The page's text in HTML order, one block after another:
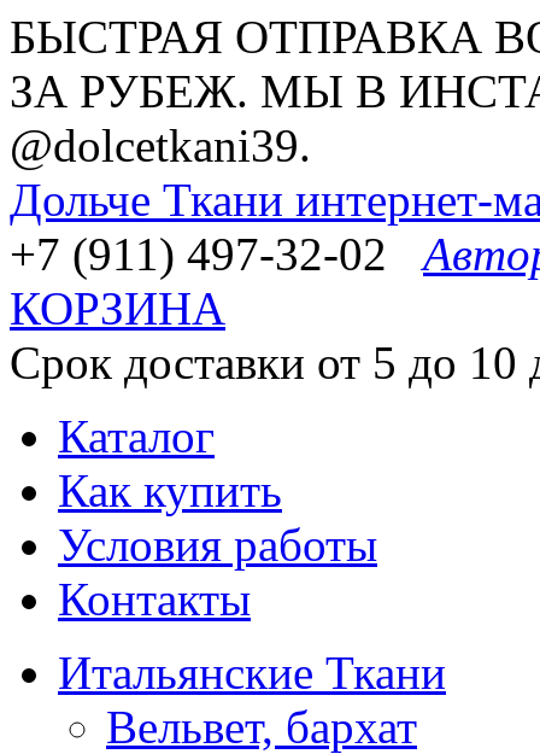
БЫСТРАЯ ОТПРАВКА
ЗА РУБЕЖ. МЫ В
@dolcetkani39.
Дольче Ткани интернет-
+7 (911) 497-32-02
КОРЗИНА
Срок доставки от 5 до 10
Каталог
Как купить
Условия работы
Контакты
Итальянские Ткани
Вельвет, бархат